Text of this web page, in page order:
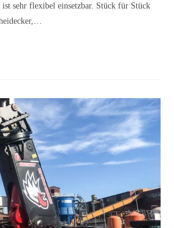
sehr flexibel einsetzbar. Stück für Stück